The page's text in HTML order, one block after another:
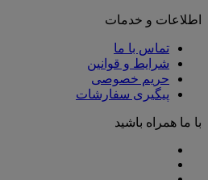
اطلاعات و خدمات
تماس با ما
شرایط و قوانین
حریم خصوصی
پیگیری سفارشات
با ما همراه باشید